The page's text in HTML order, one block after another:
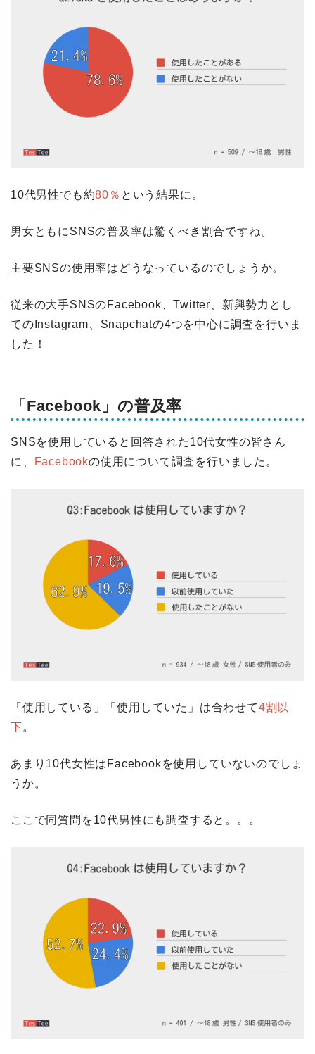
10代男性でも約80％ という結果に。
男女ともにSNSの普及率は驚くべき割合ですね。
主要SNSの使用率はどうなっているのでしょうか。
従来の大手SNSのFacebook、Twitter、新興勢力とし
てのInstagram、Snapchatの4つを中心に調査を行いま
した！
「Facebook」の普及率
SNSを使用していると回答された10代女性の皆さん
に、
Facebookの使用について調査を行いました。
「使用している」「使用していた」は合わせて4割以
下。
あまり10代女性はFacebookを使用していないのでしょ
うか。
ここで同質問を10代男性にも調査すると。。。